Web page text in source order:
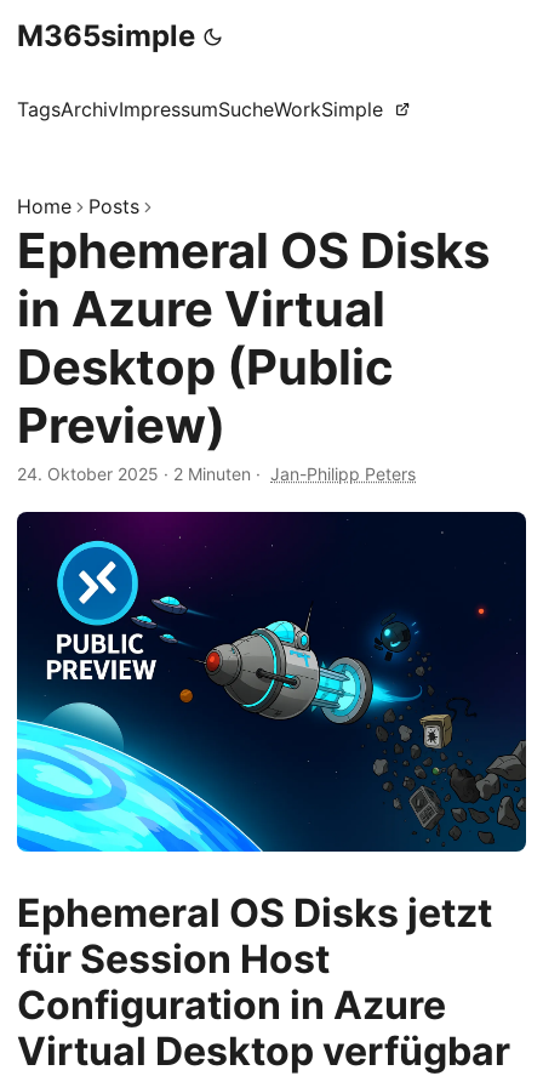
M365simple
TagsArchivImpressumSucheWorkSimple
Home Posts
Ephemeral OS Disks
in Azure Virtual
Desktop (Public
Preview)
24. Oktober 2025 · 2 Minuten · Jan-Philipp Peters
Ephemeral OS Disks jetzt
für Session Host
Configuration in Azure
Virtual Desktop verfügbar